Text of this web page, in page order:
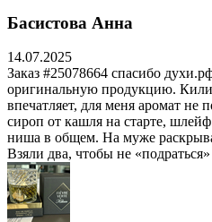
Басистова Анна
14.07.2025
Заказ #25078664 спасибо
оригинальную продукцию.
впечатляет, для меня аромат не
сироп от кашля на старте,
ниша в общем. На муже
Взяли два, чтобы не